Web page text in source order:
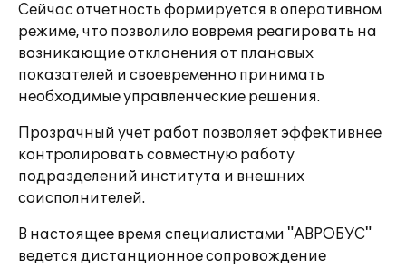
Сейчас отчетность формируется в оперативном
режиме, что позволило вовремя реагировать на
возникающие отклонения от плановых
показателей и своевременно принимать
необходимые управленческие решения.
Прозрачный учет работ позволяет эффективнее
контролировать совместную работу
подразделений института и внешних
соисполнителей.
В настоящее время специалистами "АВРОБУС"
ведется дистанционное сопровождение